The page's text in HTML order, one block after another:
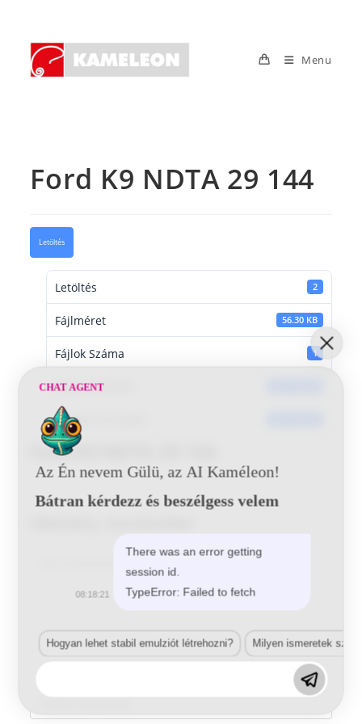
content
Menu
Ford K9 NDTA 29 144
Letöltés
Letöltés 2
Fájlméret 56.30 KB
Fájlok Száma 1
Dátumkészítés
Utoljára frissített
Ford K9 NDTA 29 144
Enter
your
CHAT AGENT
Az Én nevem Gülü, az AI Kaméleon!
Bátran kérdezz és beszélgess velem
There was an error getting
session id.
TypeError: Failed to fetch
08:18:21
Hogyan lehet stabil emulziót létrehozni? Milyen ismeretek